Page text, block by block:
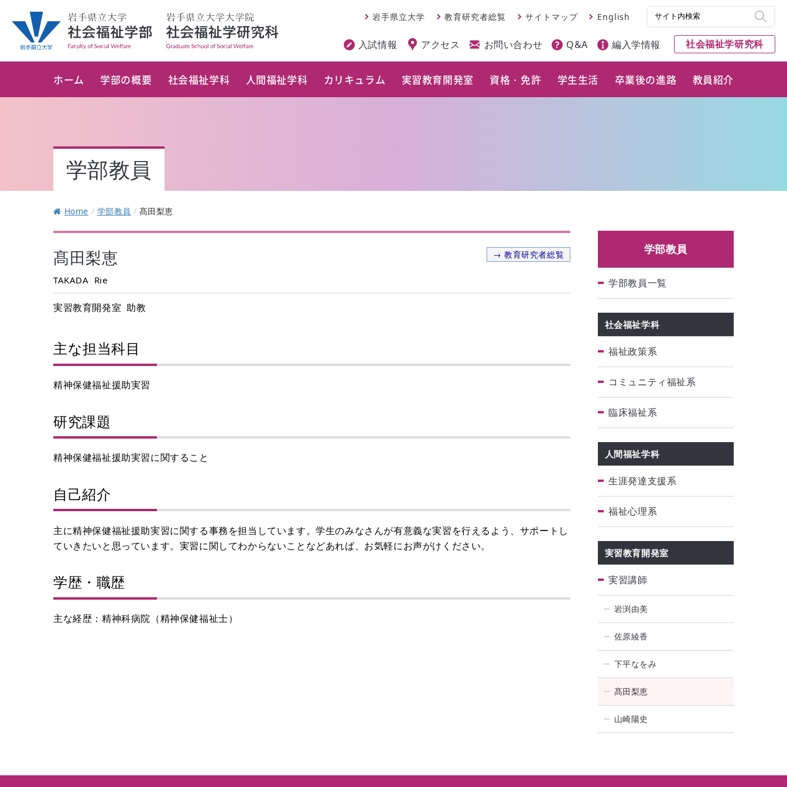
岩手県立大学 教育研究者総覧 サイトマップ English
入試情報 アクセス お問い合わせ Q&A 編入学情報 社会福祉学研究科
ホーム 学部の概要 社会福祉学科 人間福祉学科 カリキュラム 実習教育開発室 資格・免許 学生生活 卒業後の進路 教員紹介
学部教員
Home / 学部教員 / 髙田梨恵
髙田梨恵
TAKADA Rie
実習教育開発室 助教
→ 教育研究者総覧
主な担当科目
精神保健福祉援助実習
研究課題
精神保健福祉援助実習に関すること
自己紹介
主に精神保健福祉援助実習に関する事務を担当しています。学生のみなさんが有意義な実習を行えるよう、サポートし
ていきたいと思っています。実習に関してわからないことなどあれば、お気軽にお声がけください。
学歴・職歴
主な経歴：精神科病院（精神保健福祉士）
学部教員
学部教員一覧
社会福祉学科
福祉政策系
コミュニティ福祉系
臨床福祉系
人間福祉学科
生涯発達支援系
福祉心理系
実習教育開発室
実習講師
岩渕由美
佐原綾香
下平なをみ
髙田梨恵
山崎陽史